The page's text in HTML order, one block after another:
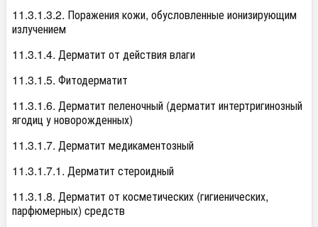
11.3.1.3.2. Поражения кожи, обусловленные ионизирующим
излучением
11.3.1.4. Дерматит от действия влаги
11.3.1.5. Фитодерматит
11.3.1.6. Дерматит пеленочный (дерматит интертригинозный
ягодиц у новорожденных)
11.3.1.7. Дерматит медикаментозный
11.3.1.7.1. Дерматит стероидный
11.3.1.8. Дерматит от косметических (гигиенических,
парфюмерных) средств